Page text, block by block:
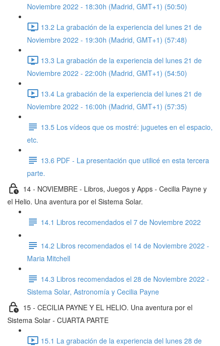
Noviembre 2022 - 18:30h (Madrid, GMT+1) (50:50)
13.2 La grabación de la experiencia del lunes 21 de
Noviembre 2022 - 19:30h (Madrid, GMT+1) (57:48)
13.3 La grabación de la experiencia del lunes 21 de
Noviembre 2022 - 22:00h (Madrid, GMT+1) (54:50)
13.4 La grabación de la experiencia del lunes 21 de
Noviembre 2022 - 16:00h (Madrid, GMT+1) (57:35)
13.5 Los vídeos que os mostré: juguetes en el espacio,
etc.
13.6 PDF - La presentación que utilicé en esta tercera
parte.
14 - NOVIEMBRE - Libros, Juegos y Apps - Cecilia Payne y
el Helio. Una aventura por el Sistema Solar.
14.1 Libros recomendados el 7 de Noviembre 2022
14.2 Libros recomendados el 14 de Noviembre 2022 -
Maria Mitchell
14.3 Libros recomendados el 28 de Noviembre 2022 -
Sistema Solar, Astronomía y Cecilia Payne
15 - CECILIA PAYNE Y EL HELIO. Una aventura por el
Sistema Solar - CUARTA PARTE
15.1 La grabación de la experiencia del lunes 28 de